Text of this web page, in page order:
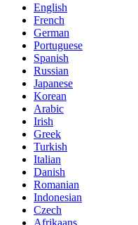
English
French
German
Portuguese
Spanish
Russian
Japanese
Korean
Arabic
Irish
Greek
Turkish
Italian
Danish
Romanian
Indonesian
Czech
Afrikaans